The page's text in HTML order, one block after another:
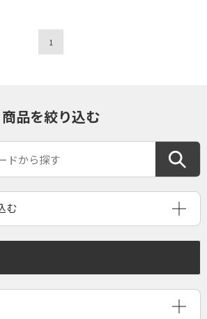
1
商品を絞り込む